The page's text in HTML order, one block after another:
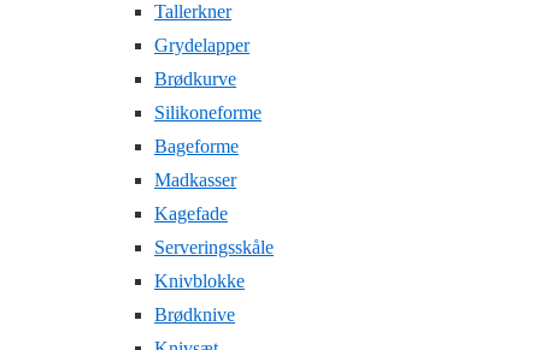
Tallerkner
Grydelapper
Brødkurve
Silikoneforme
Bageforme
Madkasser
Kagefade
Serveringsskåle
Knivblokke
Brødknive